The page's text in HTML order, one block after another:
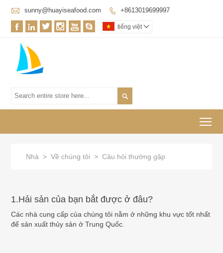
 sunny@huayiseafood.com  +8613019699997
      tiếng việt 

Nhà > Về chúng tôi > Câu hỏi thường gặp
1.Hải sản của bạn bắt được ở đâu?
Các nhà cung cấp của chúng tôi nằm ở những khu vực tốt nhất
để sản xuất thủy sản ở Trung Quốc.